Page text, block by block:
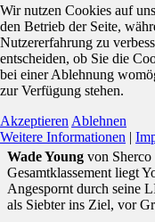
Wade Young von
Gesamtklassement liegt
Angespornt durch seine
als Siebter ins Ziel, vor
Wir nutzen Cookies auf
den Betrieb der Seite,
Nutzererfahrung zu
entscheiden, ob Sie die
bei einer Ablehnung
zur Verfügung stehen.
Akzeptieren Ablehnen
Weitere Informationen |